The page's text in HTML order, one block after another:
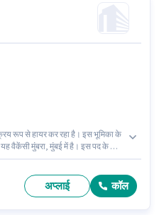
रूप से हायर कर रहा है। इस भूमिका के
वैकेंसी मुंबरा, मुंबई में है। इस पद के लिए
अप्लाई कॉल